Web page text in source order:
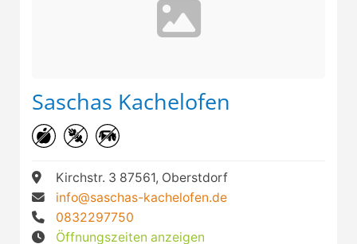
Saschas Kachelofen
Kirchstr. 3 87561, Oberstdorf
info@saschas-kachelofen.de
0832297750
Öffnungszeiten anzeigen